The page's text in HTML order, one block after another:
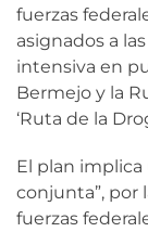
fuerzas
asignados a
intensiva en
Bermejo y la
‘Ruta de la
El plan implica
conjunta”, por
fuerzas